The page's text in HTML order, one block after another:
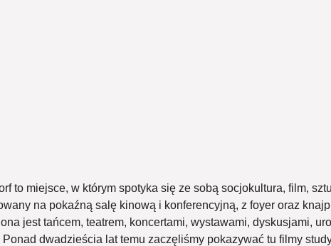
to miejsce, w którym spotyka się ze sobą socjokultura, film,
na pokaźną salę kinową i konferencyjną, z foyer oraz
jest tańcem, teatrem, koncertami, wystawami, dyskusjami,
dwadzieścia lat temu zaczęliśmy pokazywać tu filmy